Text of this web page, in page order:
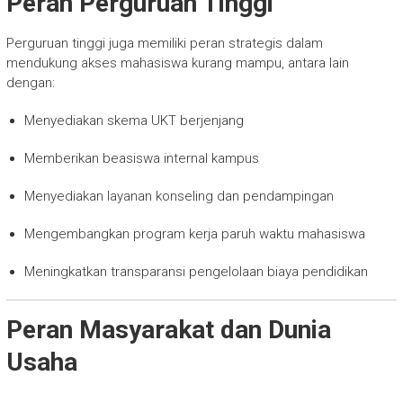
Perguruan tinggi juga memiliki peran strategis dalam
mendukung akses mahasiswa kurang mampu, antara lain
dengan:
Menyediakan skema UKT berjenjang
Memberikan beasiswa internal kampus
Menyediakan layanan konseling dan pendampingan
Mengembangkan program kerja paruh waktu mahasiswa
Meningkatkan transparansi pengelolaan biaya pendidikan
Peran Masyarakat dan Dunia
Usaha